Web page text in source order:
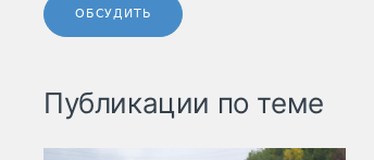
ОБСУДИТЬ
Публикации по теме